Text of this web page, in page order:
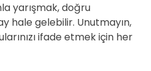
yarışmak, doğru
hale gelebilir. Unutmayın,
ifade etmek için her